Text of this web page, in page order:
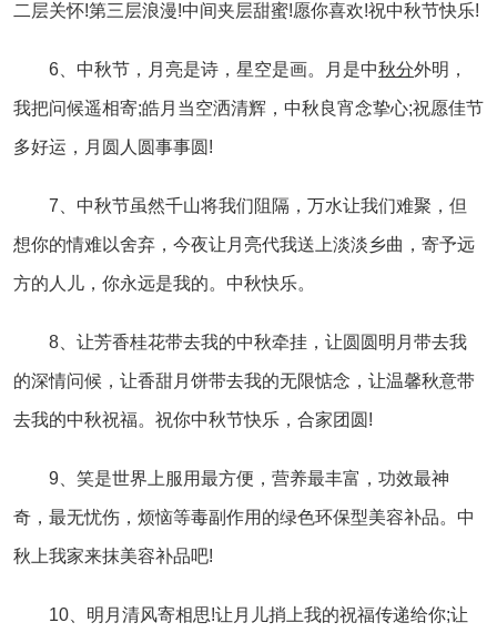
二层关怀!第三层浪漫!中间夹层甜蜜!愿你喜欢!祝中秋节快乐!
6、中秋节，月亮是诗，星空是画。月是中秋分外明，
我把问候遥相寄;皓月当空洒清辉，中秋良宵念挚心;祝愿佳节
多好运，月圆人圆事事圆!
7、中秋节虽然千山将我们阻隔，万水让我们难聚，但
想你的情难以舍弃，今夜让月亮代我送上淡淡乡曲，寄予远
方的人儿，你永远是我的。中秋快乐。
8、让芳香桂花带去我的中秋牵挂，让圆圆明月带去我
的深情问候，让香甜月饼带去我的无限惦念，让温馨秋意带
去我的中秋祝福。祝你中秋节快乐，合家团圆!
9、笑是世界上服用最方便，营养最丰富，功效最神
奇，最无忧伤，烦恼等毒副作用的绿色环保型美容补品。中
秋上我家来抹美容补品吧!
10、明月清风寄相思!让月儿捎上我的祝福传递给你;让